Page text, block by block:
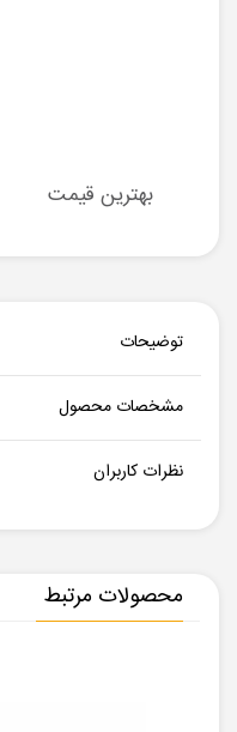
بهترین قیمت
توضیحات
مشخصات محصول
نظرات کاربران
محصولات مرتبط